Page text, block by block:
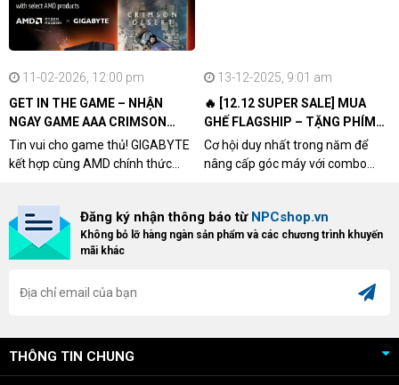
11-02-2026, 12:00 pm
GET IN THE GAME – NHẬN
NGAY GAME AAA CRIMSON
DESERT CÙNG GIGABYTE &
AMD
Tin vui cho game thủ! GIGABYTE
kết hợp cùng AMD chính thức
khách hàng sở hữu VGA Radeon
RX 9070 / RX 9070 XT.
13-12-2025, 9:01 am
🔥 [12.12 SUPER SALE] MUA
GHẾ FLAGSHIP – TẶNG PHÍM
CƠ XỊN
Cơ hội duy nhất trong năm để
nâng cấp góc máy với combo
dòng ghế Gaming cao cấp nhất,
bạn sẽ nhận ngay quà tặng trị giá
Đăng ký nhận thông báo từ NPCshop.vn
Không bỏ lỡ hàng ngàn sản phẩm và các chương trình khuyến
mãi khác
THÔNG TIN CHUNG